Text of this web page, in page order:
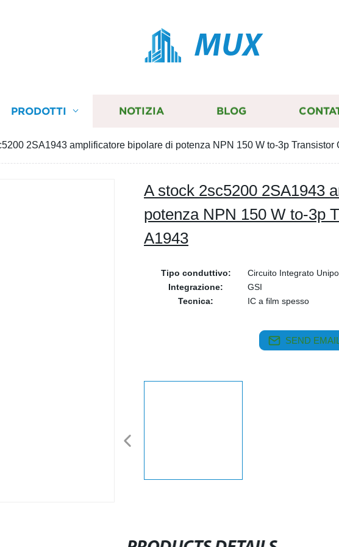
MUX
PRODOTTI NOTIZIA BLOG
2SA1943 amplificatore bipolare di potenza NPN 150 W to-3p Transistor
A stock 2sc5200 2SA1943
potenza NPN 150 W to-3p
A1943
Tipo conduttivo:
Circuito Integrato
Integrazione:
GSI
Tecnica:
IC a film spesso
SEND